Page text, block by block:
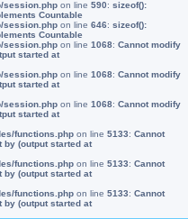
session.php on line 590: sizeof():
Countable
session.php on line 646: sizeof():
Countable
session.php on line 1068: Cannot modify
started at
session.php on line 1068: Cannot modify
started at
session.php on line 1068: Cannot modify
started at
functions.php on line 5133: Cannot
by (output started at
functions.php on line 5133: Cannot
by (output started at
functions.php on line 5133: Cannot
by (output started at